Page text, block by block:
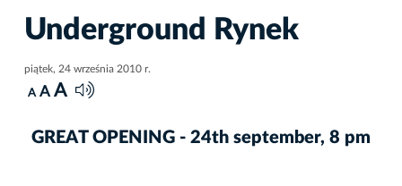
Underground Rynek
piątek, 24 września 2010 r.
A A A
GREAT OPENING - 24th september, 8 pm